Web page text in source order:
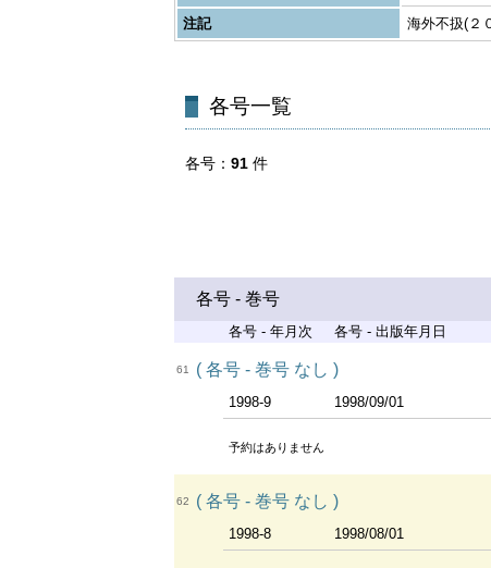
注記
海外不扱(２
各号一覧
各号 91 件
各号 - 巻号
各号 - 年月次 各号 - 出版年月日
61 ( 各号 - 巻号 なし )
1998-9 1998/09/01
予約はありません
62 ( 各号 - 巻号 なし )
1998-8 1998/08/01